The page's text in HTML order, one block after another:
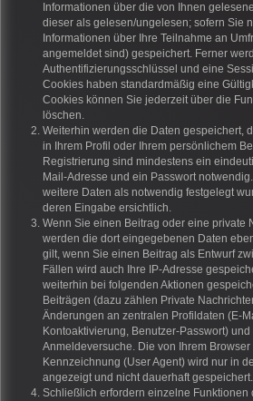
Informationen über die von Ihnen
dieser als gelesen/ungelesen; sofern Sie
Informationen über Ihre Teilnahme an
angemeldet sind) gespeichert. Ferner
Authentifizierungsschlüssel und eine
Cookies haben standardmäßig eine
Cookies können Sie jederzeit über die
löschen.
Weiterhin werden die Daten gespeichert,
in Ihrem Profil oder Ihrem persönlichem
Registrierung sind mindestens ein
Mail-Adresse und ein Passwort
weitere Daten als notwendig festgelegt
deren Eingabe ersichtlich.
Wenn Sie einen Beitrag oder eine private
werden die dort eingegebenen Daten
gilt, wenn Sie einen Beitrag als Entwurf
Fällen wird auch Ihre IP-Adresse
weiterhin bei folgenden Aktionen
Beiträgen (dazu zählen Private
Änderungen an zentralen Profildaten (E-
Kontoaktivierung, Benutzer-Passwort)
Anmeldeversuche. Die von Ihrem
Kennzeichnung (User Agent) wird nur in
angezeigt und nicht dauerhaft gespeichert.
Schließlich erfordern einzelne Funktionen